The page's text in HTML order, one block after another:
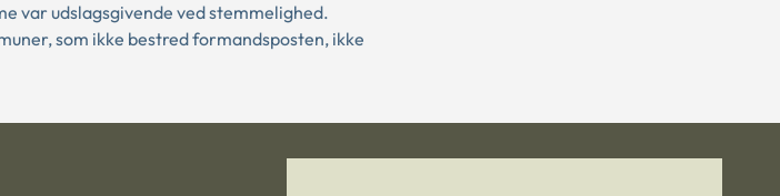
var udslagsgivende ved stemmelighed.
som ikke bestred formandsposten, ikke